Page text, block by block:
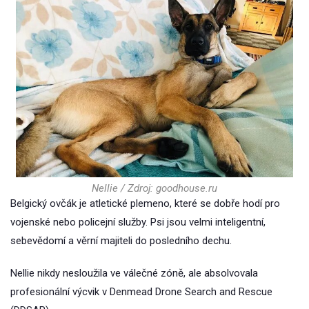
Nellie / Zdroj: goodhouse.ru
Belgický ovčák je atletické plemeno, které se dobře hodí pro
vojenské nebo policejní služby. Psi jsou velmi inteligentní,
sebevědomí a věrní majiteli do posledního dechu.
Nellie nikdy nesloužila ve válečné zóně, ale absolvovala
profesionální výcvik v Denmead Drone Search and Rescue